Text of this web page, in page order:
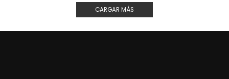
CARGAR MÁS